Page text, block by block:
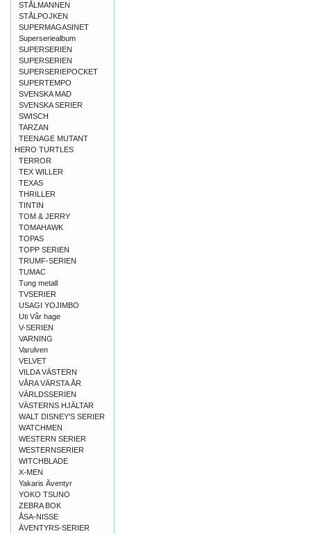
STÅLMANNEN
STÅLPOJKEN
SUPERMAGASINET
Superseriealbum
SUPERSERIEN
SUPERSERIEN
SUPERSERIEPOCKET
SUPERTEMPO
SVENSKA MAD
SVENSKA SERIER
SWISCH
TARZAN
TEENAGE MUTANT
HERO TURTLES
TERROR
TEX WILLER
TEXAS
THRILLER
TINTIN
TOM & JERRY
TOMAHAWK
TOPAS
TOPP SERIEN
TRUMF-SERIEN
TUMAC
Tung metall
TVSERIER
USAGI YOJIMBO
Uti Vår hage
V-SERIEN
VARNING
Varulven
VELVET
VILDA VÄSTERN
VÅRA VÄRSTA ÅR
VÄRLDSSERIEN
VÄSTERNS HJÄLTAR
WALT DISNEY'S SERIER
WATCHMEN
WESTERN SERIER
WESTERNSERIER
WITCHBLADE
X-MEN
Yakaris Äventyr
YOKO TSUNO
ZEBRA BOK
ÅSA-NISSE
ÄVENTYRS-SERIER